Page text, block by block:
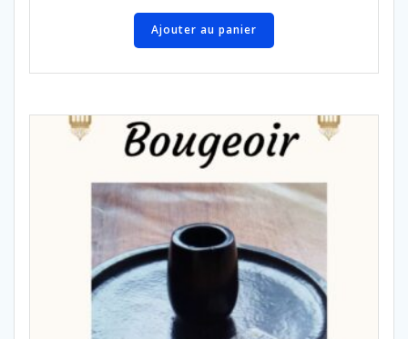
Ajouter au panier